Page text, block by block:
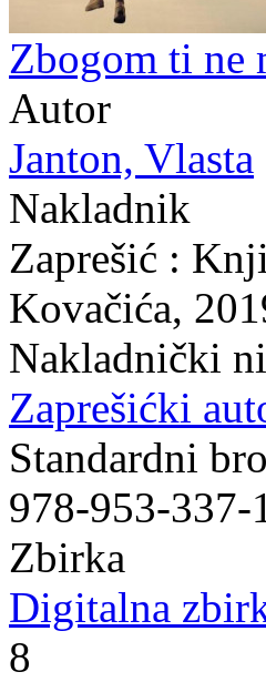
Zbogom ti ne
Autor
Janton, Vlasta
Nakladnik
Zaprešić :
Kovačića,
Nakladnički
Zaprešićki
Standardni
978-953-337-
Zbirka
Digitalna
8